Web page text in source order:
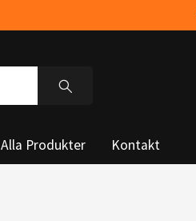
Alla Produkter Kontakt